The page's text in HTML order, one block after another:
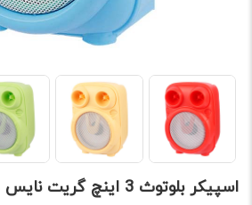
اسپيکر بلوتوث 3 اينچ گريت نايس مدل GTS-1817